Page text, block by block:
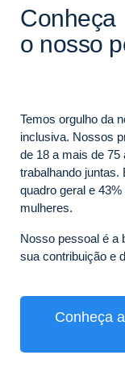
Conheça
o nosso
Temos orgulho da
inclusiva. Nossos
de 18 a mais de 75
trabalhando juntas.
quadro geral e
mulheres.
Nosso pessoal é a
sua contribuição e
Conheça